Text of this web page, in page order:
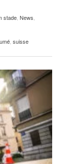
stade, News,
, suisse